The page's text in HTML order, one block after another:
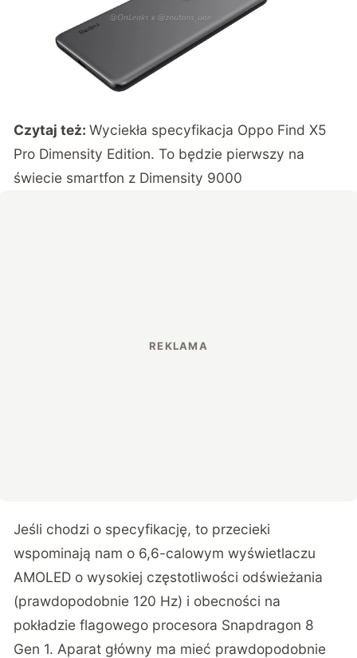
Czytaj też:Wyciekła specyfikacja Oppo Find X5
Pro Dimensity Edition. To będzie pierwszy na
świecie smartfon z Dimensity 9000
Jeśli chodzi o specyfikację, to przecieki
wspominają nam o 6,6-calowym wyświetlaczu
AMOLED o wysokiej częstotliwości odświeżania
(prawdopodobnie 120 Hz) i obecności na
pokładzie flagowego procesora Snapdragon 8
Gen 1. Aparat główny ma mieć prawdopodobnie